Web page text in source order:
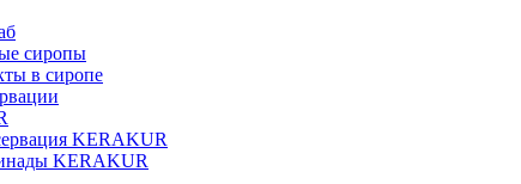
сиропы
в сиропе
KERAKUR
KERAKUR